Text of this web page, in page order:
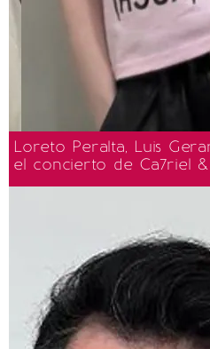
Loreto Peralta, Luis
el concierto de Ca7riel